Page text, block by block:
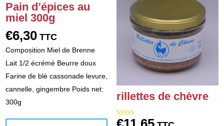
Pain d’épices au
miel 300g
€6,30 TTC
Composition Miel de Brenne
Lait 1/2 écrémé Beurre doux
Farine de blé cassonade levure,
cannelle, gingembre Poids net:
300g
rillettes de chèvre
Note